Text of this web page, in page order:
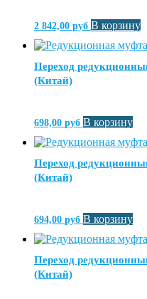
2 842,00 руб В корзину
Переход
(Китай)
698,00 руб В корзину
Переход
(Китай)
694,00 руб В корзину
Переход
(Китай)